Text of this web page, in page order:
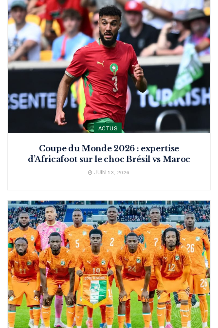
ACTUS
Coupe du Monde 2026 : expertise
d’Africafoot sur le choc Brésil vs Maroc
JUIN 13, 2026